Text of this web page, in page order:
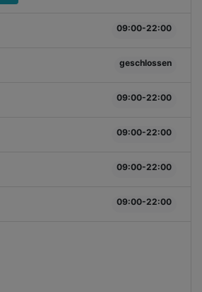
09:00-22:00
geschlossen
09:00-22:00
09:00-22:00
09:00-22:00
09:00-22:00